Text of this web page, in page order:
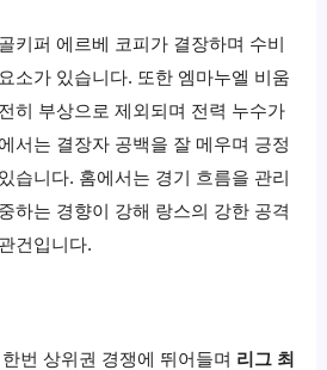
키퍼 에르베 코피가 결장하며 수비
소가 있습니다. 또한 엠마누엘 비움
히 부상으로 제외되며 전력 누수가
서는 결장자 공백을 잘 메우며 긍정
습니다. 홈에서는 경기 흐름을 관리
하는 경향이 강해 랑스의 강한 공격
건입니다.
번 상위권 경쟁에 뛰어들며 리그 최